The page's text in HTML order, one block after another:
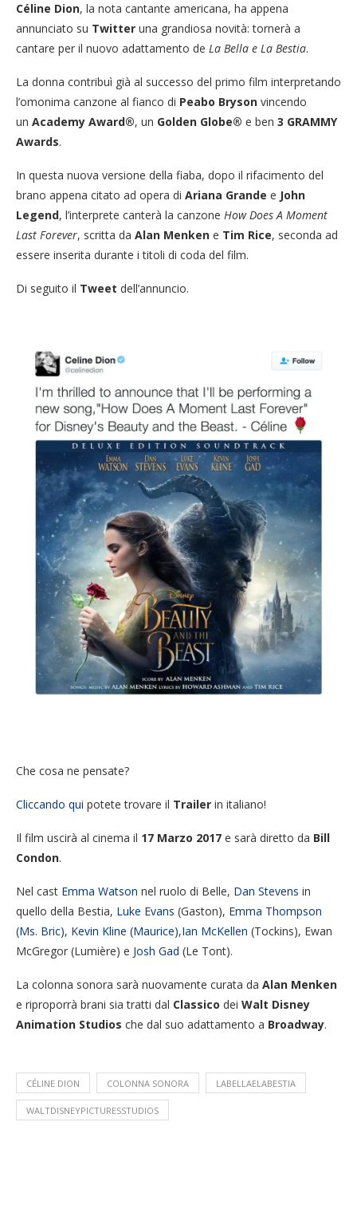
Céline Dion, la nota cantante americana, ha appena
annunciato su Twitter una grandiosa novità: tornerà a
cantare per il nuovo adattamento de La Bella e La Bestia.
La donna contribuì già al successo del primo film interpretando
l’omonima canzone al fianco di Peabo Bryson vincendo
un Academy Award®, un Golden Globe® e ben 3 GRAMMY
Awards.
In questa nuova versione della fiaba, dopo il rifacimento del
brano appena citato ad opera di Ariana Grande e John
Legend, l’interprete canterà la canzone How Does A Moment
Last Forever, scritta da Alan Menken e Tim Rice, seconda ad
essere inserita durante i titoli di coda del film.
Di seguito il Tweet dell’annuncio.
Che cosa ne pensate?
Cliccando qui potete trovare il Trailer in italiano!
Il film uscirà al cinema il 17 Marzo 2017 e sarà diretto da Bill
Condon.
Nel cast Emma Watson nel ruolo di Belle, Dan Stevens in
quello della Bestia, Luke Evans (Gaston), Emma Thompson
(Ms. Bric), Kevin Kline (Maurice),Ian McKellen (Tockins), Ewan
McGregor (Lumière) e Josh Gad (Le Tont).
La colonna sonora sarà nuovamente curata da Alan Menken
e riproporrà brani sia tratti dal Classico dei Walt Disney
Animation Studios che dal suo adattamento a Broadway.
CÉLINE DION COLONNA SONORA LABELLAELABESTIA
WALTDISNEYPICTURESSTUDIOS